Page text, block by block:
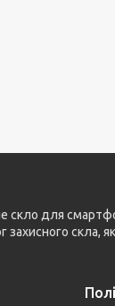
скло для
захисного